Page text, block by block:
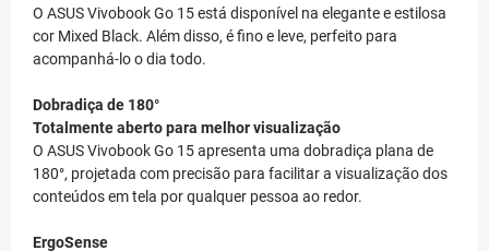
O ASUS Vivobook Go 15 está disponível na elegante e estilosa
cor Mixed Black. Além disso, é fino e leve, perfeito para
acompanhá-lo o dia todo.
Dobradiça de 180°
Totalmente aberto para melhor visualização
O ASUS Vivobook Go 15 apresenta uma dobradiça plana de
180°, projetada com precisão para facilitar a visualização dos
conteúdos em tela por qualquer pessoa ao redor.
ErgoSense